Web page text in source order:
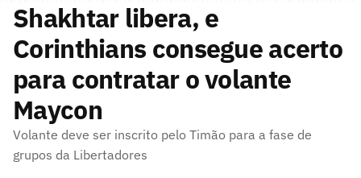
Shakhtar libera, e
Corinthians consegue acerto
para contratar o volante
Maycon
Volante deve ser inscrito pelo Timão para a fase de
grupos da Libertadores